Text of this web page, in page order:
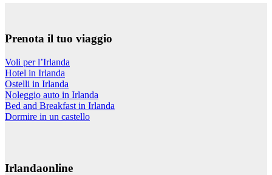
Prenota il tuo viaggio
Voli per l’Irlanda
Hotel in Irlanda
Ostelli in Irlanda
Noleggio auto in Irlanda
Bed and Breakfast in Irlanda
Dormire in un castello
Irlandaonline